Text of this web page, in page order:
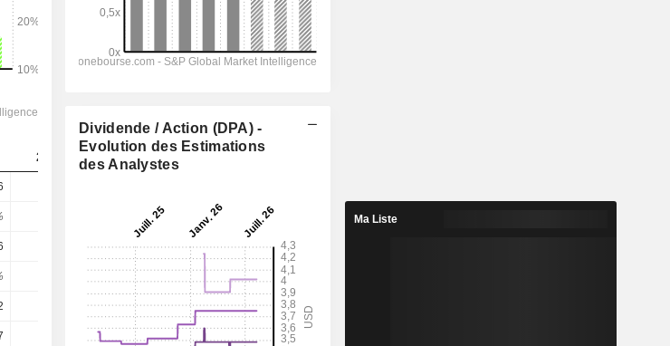
2025 2026
1,18% 1,27%
20,67 22,74
16,8% 16,5%
296,40 296,40 296,40
49 440 -
Dividende / Action (DPA) -
Evolution des Estimations
des Analystes
Ma Liste